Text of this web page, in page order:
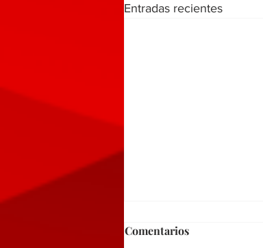
Entradas recientes
Comentarios